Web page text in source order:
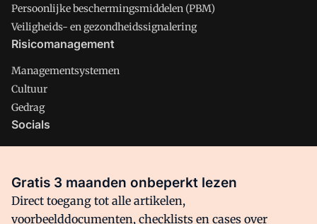
Persoonlijke beschermingsmiddelen (PBM)
Veiligheids- en gezondheidssignalering
Risicomanagement
Managementsystemen
Cultuur
Gedrag
Socials
Facebook
Gratis 3 maanden onbeperkt lezen
Direct toegang tot alle artikelen,
voorbeelddocumenten, checklists en cases over